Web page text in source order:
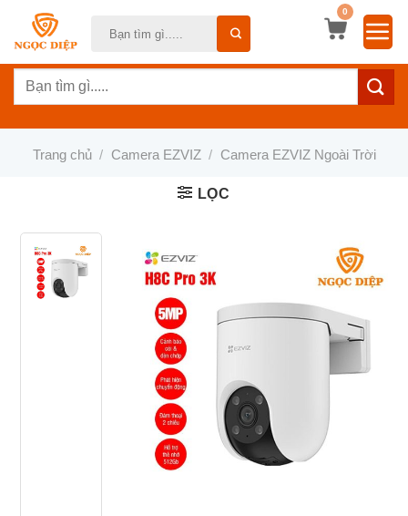
dung
0
Tìm
Trang chủ / Camera EZVIZ / Camera EZVIZ Ngoài Trời
LỌC